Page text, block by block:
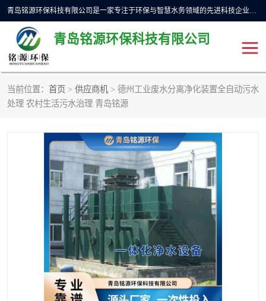
青岛铭源环保科技有限公司是一家专注于环保与智慧水务领域的先进科技企业，公司专注于云智能一体化预制泵站、水务循环利用、海绵城市、云智慧水务开发及新型环保技术研发等领域。铭源环保以为客户提供优质产品、专业技术服务为己任。为客户提供量身定制方案，提供多种配置方案满足实际使用要求。严控供货周期，并提供高标准后期维护。以环保为己任，视质量如生命，以技术做先导，靠诚信赢客户。
青岛铭源环保科技有限公司
当前位置： 首页 > 供应商机 > 德州工业废水分离净化装置全自动污水
处理 农村生活污水治理 青岛铭源
一体化HMPP泵站
智能截流井 智能旋转喷射器
下开式堰门 液动限流闸门
加压泵房/灌溉泵房 一体化预制泵站
不锈钢浮筒阀 真空冲洗装置
雨水收集回用装置 门式冲洗装置
智能一体化灌溉泵房 一体化污水处理泵房